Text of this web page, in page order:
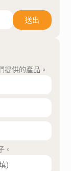
送出
提供的產品。
。